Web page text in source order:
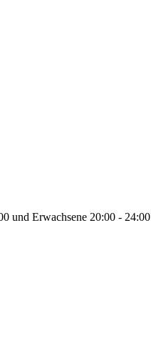
und Erwachsene 20:00 - 24:00